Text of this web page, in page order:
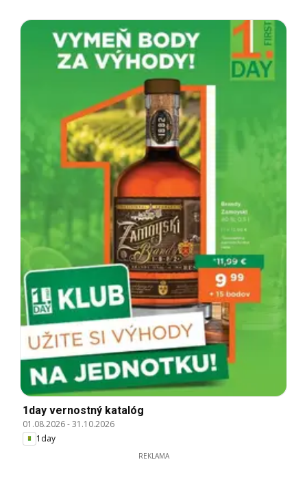
1day vernostný katalóg
01.08.2026-31.10.2026
1day
REKLAMA